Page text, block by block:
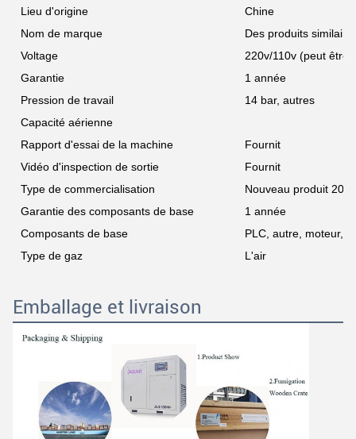
Lieu d'origine
Chine
Nom de marque
Des produits
Voltage
220v/110v (peut être
Garantie
1 année
Pression de travail
14 bar, autres
Capacité aérienne
Rapport d'essai de la machine
Fournit
Vidéo d'inspection de sortie
Fournit
Type de commercialisation
Nouveau produit 2022
Garantie des composants de base
1 année
Composants de base
PLC, autre, moteur,
Type de gaz
L'air
Emballage et livraison